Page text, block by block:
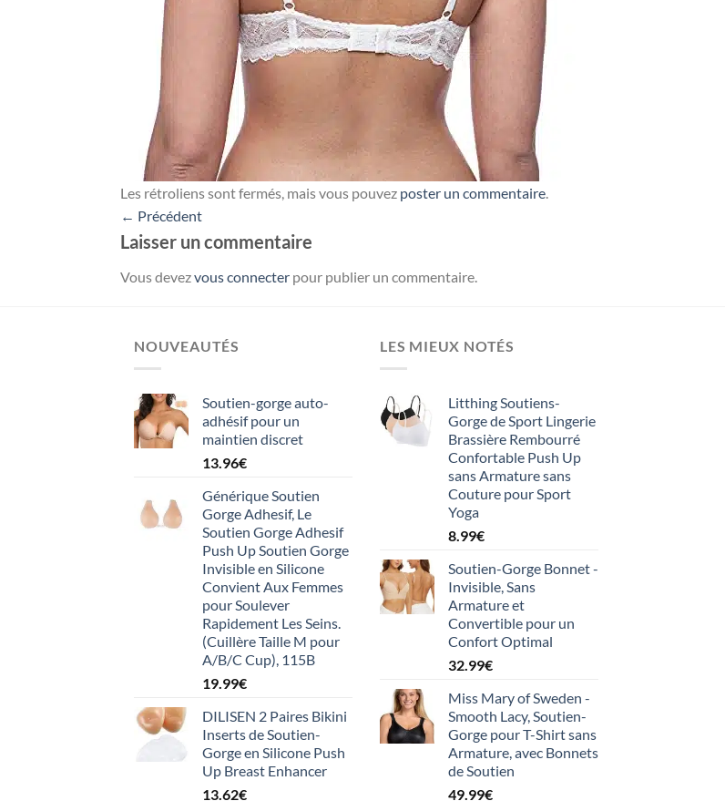
Les rétroliens sont fermés, mais vous pouvez poster un commentaire
← Précédent
Laisser un commentaire
Vous devezvous connecter pour publier un commentaire.
NOUVEAUTÉS
Soutien-gorge auto-
adhésif pour un
maintien discret
13.96€
Générique Soutien
Gorge Adhesif, Le
Soutien Gorge Adhesif
Push Up Soutien Gorge
Invisible en Silicone
Convient Aux Femmes
pour Soulever
Rapidement Les Seins.
(Cuillère Taille M pour
A/B/C Cup), 115B
19.99€
DILISEN 2 Paires Bikini
Inserts de Soutien-
Gorge en Silicone Push
Up Breast Enhancer
13.62€
LES MIEUX NOTÉS
Litthing Soutiens-
Gorge de Sport Lingerie
Brassière Rembourré
Confortable Push Up
sans Armature sans
Couture pour Sport
Yoga
8.99€
Soutien-Gorge Bonnet -
Invisible, Sans
Armature et
Convertible pour un
Confort Optimal
32.99€
Miss Mary of Sweden -
Smooth Lacy, Soutien-
Gorge pour T-Shirt sans
Armature, avec Bonnets
de Soutien
49.99€